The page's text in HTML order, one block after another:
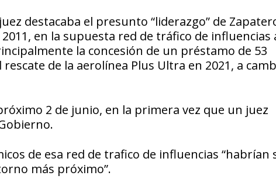
destacaba el presunto “liderazgo” de
en la supuesta red de tráfico de influencias
la concesión de un préstamo de 53
de la aerolínea Plus Ultra en 2021, a
2 de junio, en la primera vez que un juez
de esa red de trafico de influencias “habrían
más próximo”.